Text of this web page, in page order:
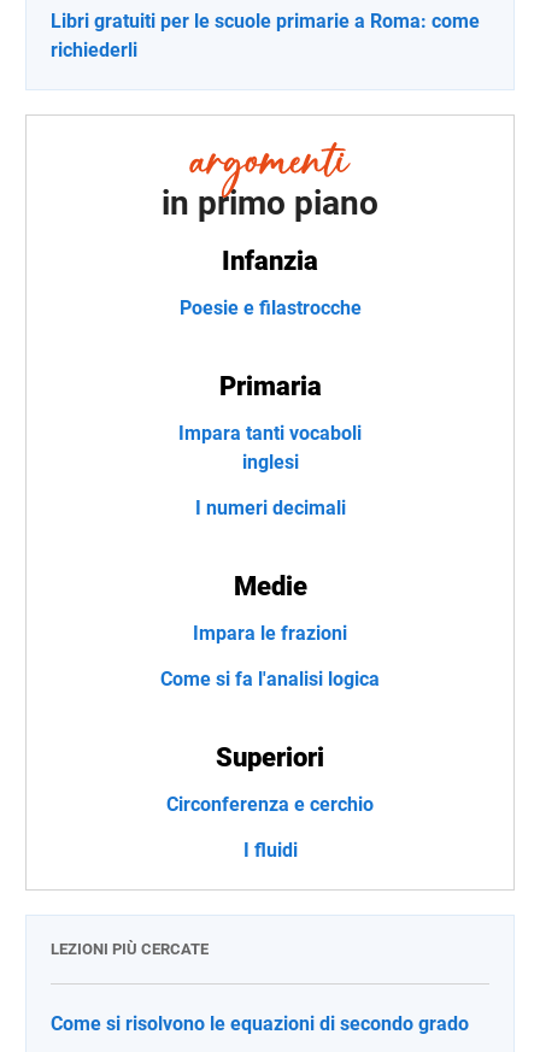
Libri gratuiti per le scuole primarie a Roma: come
richiederli
in primo piano
Infanzia
Poesie e filastrocche
Primaria
Impara tanti vocaboli
inglesi
I numeri decimali
Medie
Impara le frazioni
Come si fa l'analisi logica
Superiori
Circonferenza e cerchio
I fluidi
LEZIONI PIÙ CERCATE
Come si risolvono le equazioni di secondo grado